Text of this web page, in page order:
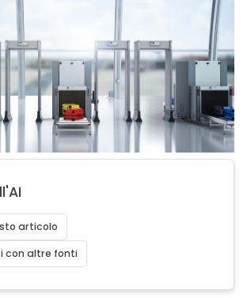
articolo
con altre fonti